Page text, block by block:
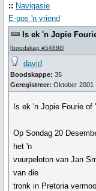
:: Navigasie
E-pos 'n vriend
Is ek 'n Jopie
[boodskap #54888]
david
Boodskappe: 35
Geregistreer: Oktober 2001
Is ek 'n Jopie Fourie of
Op Sondag 20
het 'n
vuurpeloton van Jan
van die
tronk in Pretoria